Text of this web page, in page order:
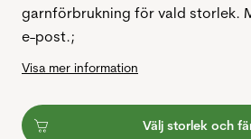
garnförbrukning för vald storlek.
e-post.;
Visa mer information
Välj storlek och